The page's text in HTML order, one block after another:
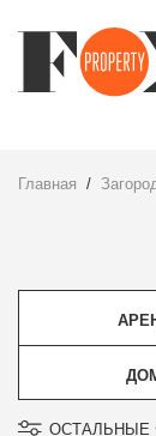
Главная
ОСТАЛЬНЫЕ